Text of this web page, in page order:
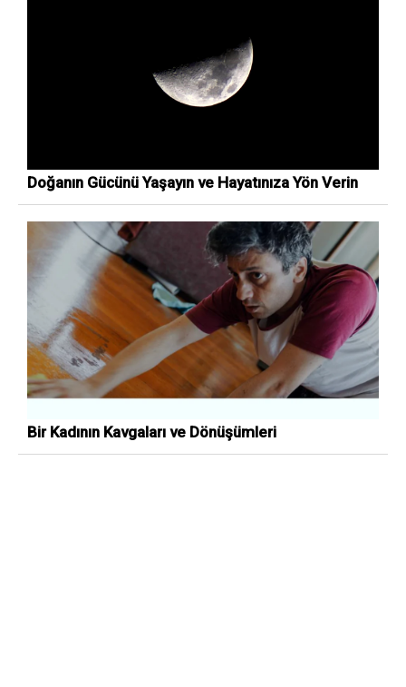
Doğanın Gücünü Yaşayın ve Hayatınıza Yön Verin
Bir Kadının Kavgaları ve Dönüşümleri